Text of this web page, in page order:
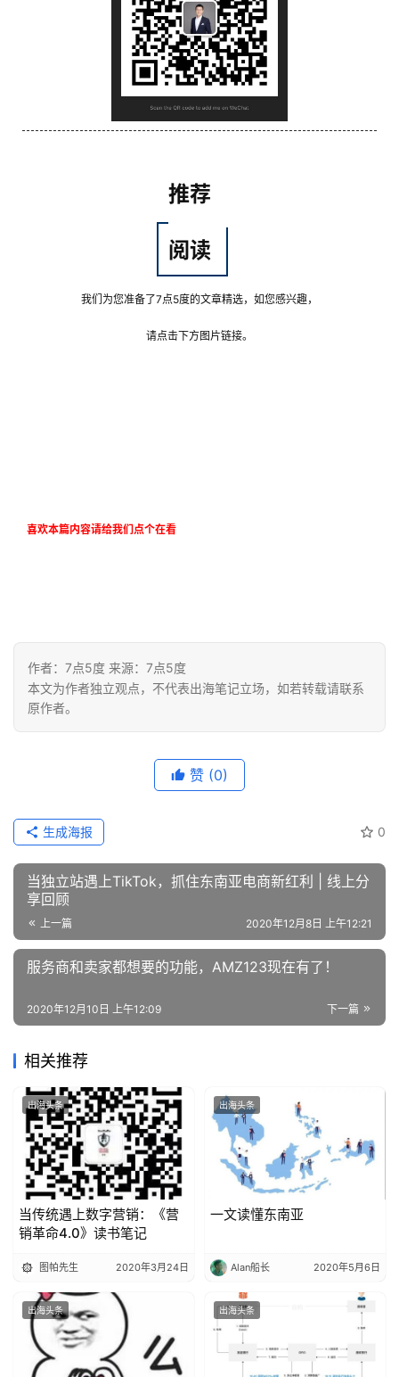
推荐
阅读
我们为您准备了7点5度的文章精选，如您感兴趣，
请点击下方图片链接。
喜欢本篇内容请给我们点个在看
作者：7点5度 来源：7点5度
本文为作者独立观点，不代表出海笔记立场，如若转载请联系
原作者。
赞 (0)
0
生成海报
当独立站遇上TikTok，抓住东南亚电商新红利 | 线上分
享回顾
上一篇 2020年12月8日 上午12:21
服务商和卖家都想要的功能，AMZ123现在有了！
下一篇
2020年12月10日 上午12:09
相关推荐
出海头条
当传统遇上数字营销：《营
销革命4.0》读书笔记
图帕先生 2020年3月24日
出海头条
一文读懂东南亚
Alan船长 2020年5月6日
出海头条 出海头条